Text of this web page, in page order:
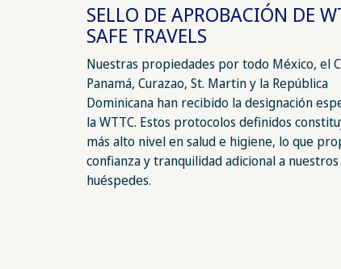
SELLO DE APROBACIÓN DE
SAFE TRAVELS
Nuestras propiedades por todo México, el
Panamá, Curazao, St. Martin y la República
Dominicana han recibido la designación
la WTTC. Estos protocolos definidos
más alto nivel en salud e higiene, lo que
confianza y tranquilidad adicional a nuestros
huéspedes.